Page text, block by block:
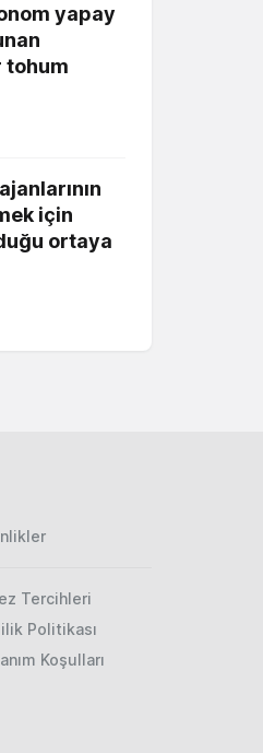
yapay
tohum
için
ortaya
Tercihleri
Politikası
Koşulları